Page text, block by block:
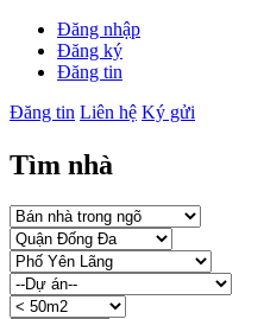
Đăng nhập
Đăng ký
Đăng tin
Đăng tin Liên hệ Ký gửi
Tìm nhà